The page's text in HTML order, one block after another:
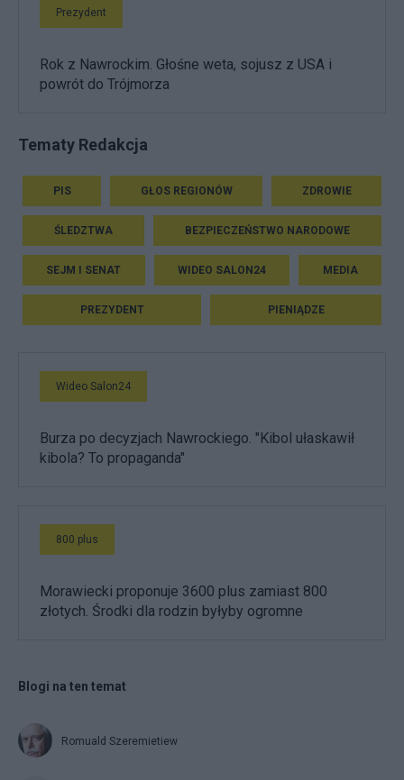
Prezydent
Rok z Nawrockim. Głośne weta, sojusz z USA i
powrót do Trójmorza
Tematy Redakcja
PIS GŁOS REGIONÓW ZDROWIE
ŚLEDZTWA BEZPIECZEŃSTWO NARODOWE
SEJM I SENAT WIDEO SALON24 MEDIA
PREZYDENT PIENIĄDZE
Wideo Salon24
Burza po decyzjach Nawrockiego. "Kibol ułaskawił
kibola? To propaganda"
800 plus
Morawiecki proponuje 3600 plus zamiast 800
złotych. Środki dla rodzin byłyby ogromne
Blogi na ten temat
Romuald Szeremietiew